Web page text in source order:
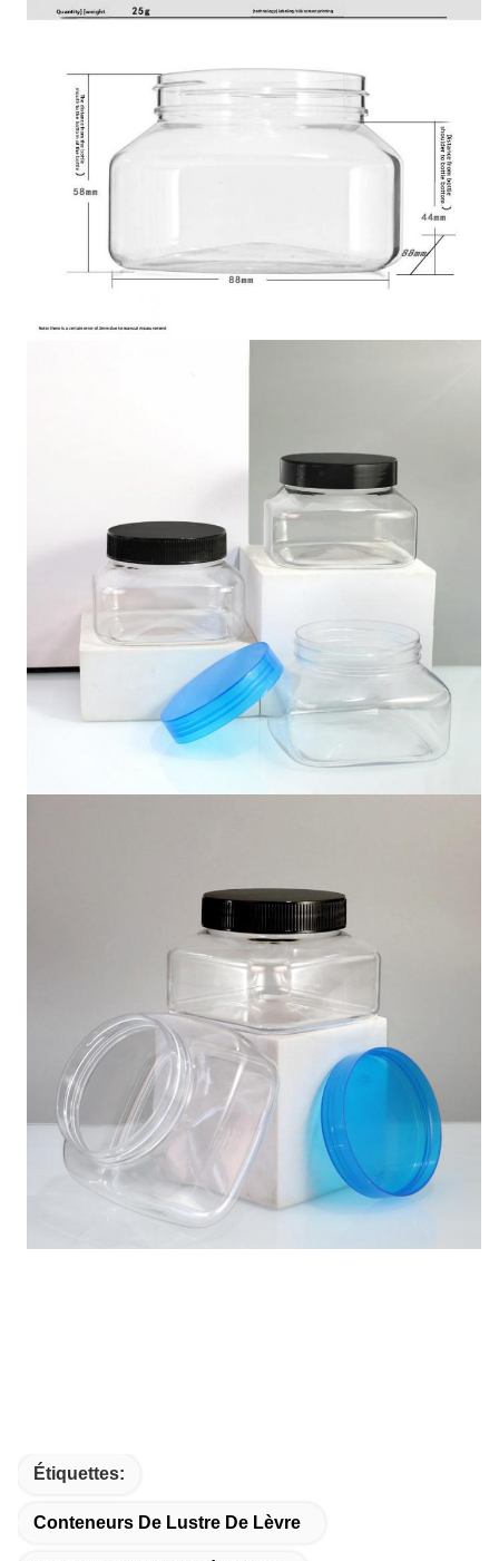
Étiquettes:
Conteneurs De Lustre De Lèvre